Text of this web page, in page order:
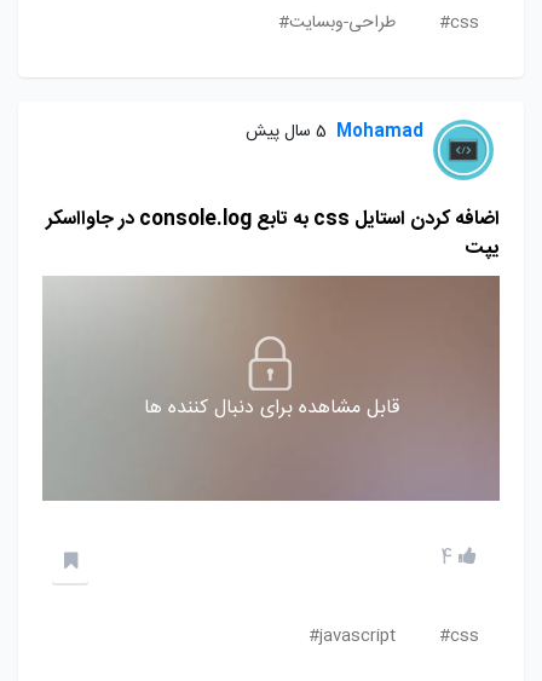
css# طراحی-وبسایت#
Mohamad 5 سال پیش
اضافه کردن استایل css به تابع console.log در جاوااسکر
یپت
قابل مشاهده برای دنبال کننده ها
4
css#
javascript#